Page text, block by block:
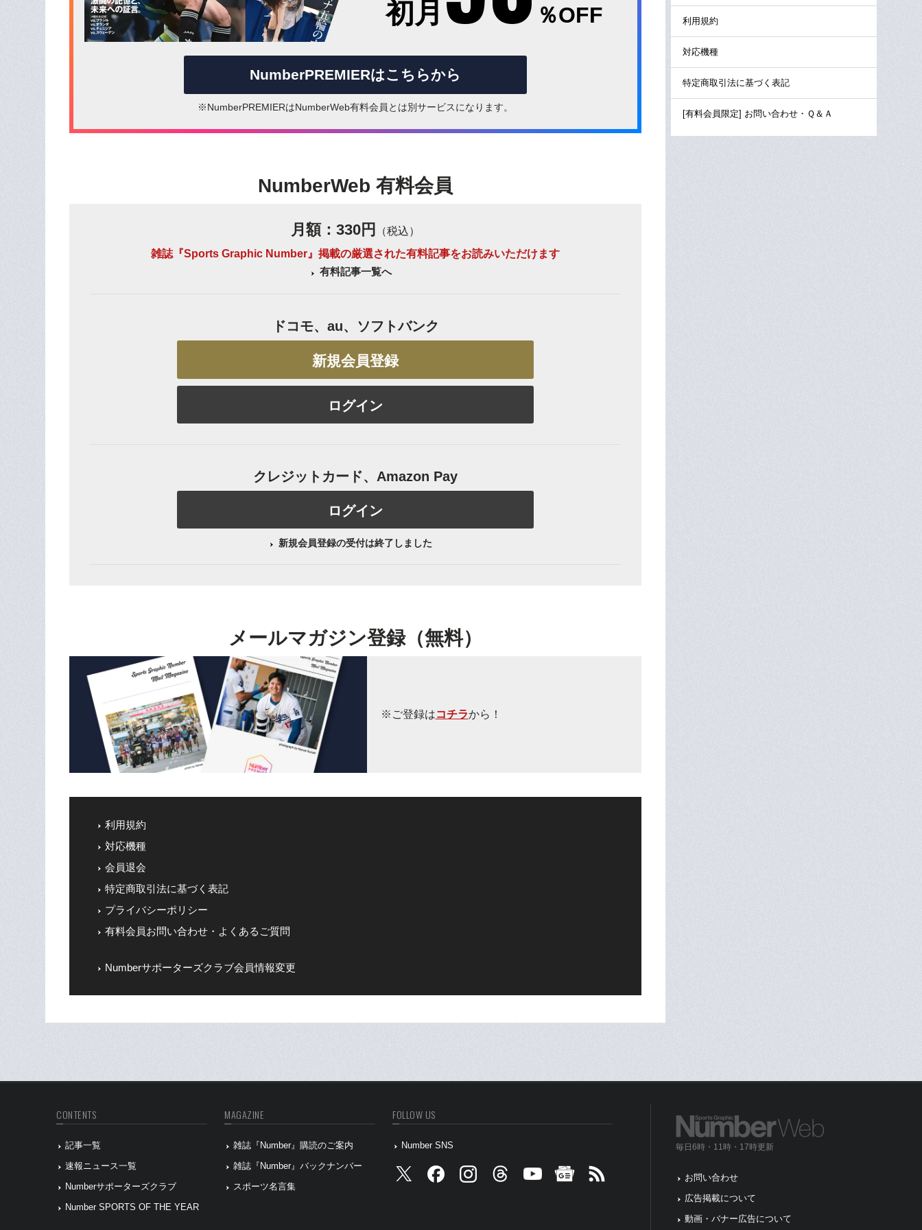
初月 ％OFF
NumberPREMIERはこちらから
※NumberPREMIERはNumberWeb有料会員とは別サービスになります。
NumberWeb 有料会員
月額：330円
（税込）
雑誌『Sports Graphic Number』掲載の厳選された有料記事をお読みいただけます
有料記事一覧へ
ドコモ、au、ソフトバンク
新規会員登録
ログイン
クレジットカード、Amazon Pay
ログイン
新規会員登録の受付は終了しました
メールマガジン登録（無料）
※ご登録はコチラから！
利用規約
対応機種
会員退会
特定商取引法に基づく表記
プライバシーポリシー
有料会員お問い合わせ・よくあるご質問
Numberサポーターズクラブ会員情報変更
利用規約
対応機種
特定商取引法に基づく表記
[有料会員限定] お問い合わせ・Ｑ＆Ａ
CONTENTS
記事一覧
速報ニュース一覧
Numberサポーターズクラブ
Number SPORTS OF THE YEAR
MAGAZINE
雑誌『Number』購読のご案内
雑誌『Number』バックナンバー
スポーツ名言集
FOLLOW US
Number SNS 毎日6時・11時・17時更新
お問い合わせ
広告掲載について
動画・バナー広告について